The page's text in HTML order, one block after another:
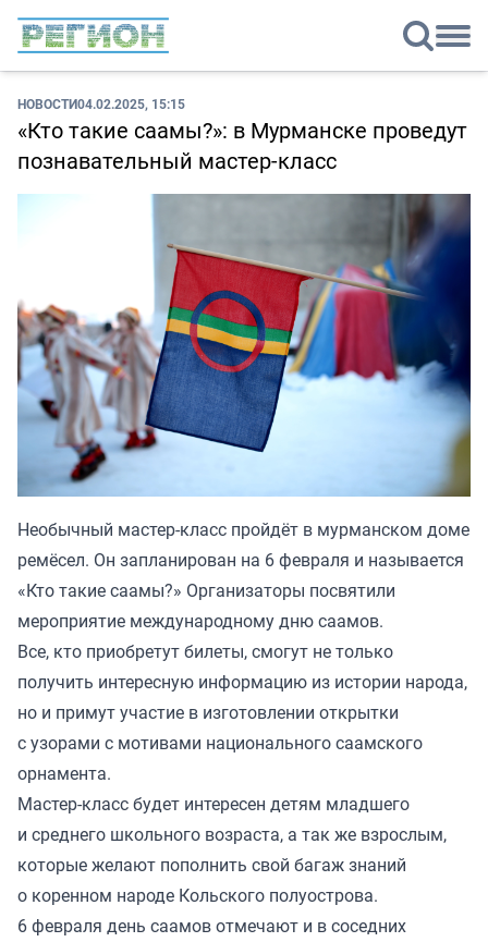
НОВОСТИ04.02.2025, 15:15
«Кто такие саамы?»: в Мурманске проведут
познавательный мастер-класс
Необычный мастер-класс пройдёт в мурманском доме
ремёсел. Он запланирован на 6 февраля и называется
«Кто такие саамы?» Организаторы посвятили
мероприятие международному дню саамов.
Все, кто приобретут билеты, смогут не только
получить интересную информацию из истории народа,
но и примут участие в изготовлении открытки
с узорами с мотивами национального саамского
орнамента.
Мастер-класс будет интересен детям младшего
и среднего школьного возраста, а так же взрослым,
которые желают пополнить свой багаж знаний
о коренном народе Кольского полуострова.
6 февраля день саамов отмечают и в соседних